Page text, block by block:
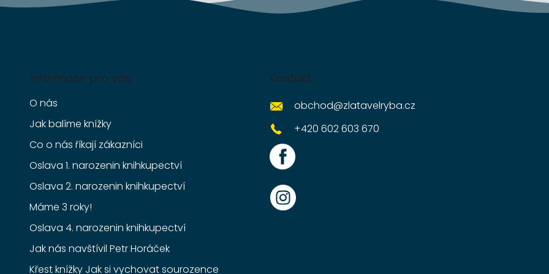
Informace pro vás
O nás
Jak balíme knížky
Co o nás říkají zákazníci
Oslava 1. narozenin knihkupectví
Oslava 2. narozenin knihkupectví
Máme 3 roky!
Oslava 4. narozenin knihkupectví
Jak nás navštívil Petr Horáček
Křest knížky Jak si vychovat sourozence
Kontakt
obchod@zlatavelryba.cz
+420 602 603 670